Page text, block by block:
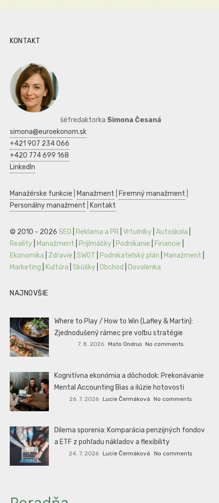
KONTAKT
šéfredaktorka Simona Česaná
simona@euroekonom.sk
+421 907 234 066
+420 774 699 168
LinkedIn
Manažérske funkcie Manažment Firemný manažment
Personálny manažment
Kontakt
© 2010 - 2026 SEO Reklama a PR Vrtuľníky Autoškola
Reality
Manažment Prijímáčky Podnikanie Financie
Ekonomika
Zdravie SWOT Podnikateľský plán Manažment
Marketing
Kultúra Skúšky Obchod Dovolenka
NAJNOVŠIE
Where to Play / How to Win (Lafley & Martin):
Zjednodušený rámec pre voľbu stratégie
7. 8. 2026 Mato Ondrus No comments
Kognitívna ekonómia a dôchodok: Prekonávanie
Mental Accounting Bias a ilúzie hotovosti
26. 7. 2026 Lucie Čermáková No comments
Dilema sporenia: Komparácia penzijných fondov
a ETF z pohľadu nákladov a flexibility
24. 7. 2026 Lucie Čermáková No comments